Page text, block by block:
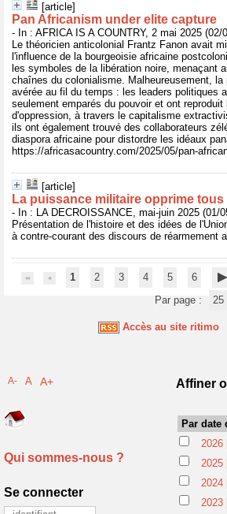
[article]
Pan Africanism under elite capture
- In : AFRICA IS A COUNTRY, 2 mai 2025 (02/
Le théoricien anticolonial Frantz Fanon avait
l'influence de la bourgeoisie africaine
les symboles de la libération noire, menaçant
chaînes du colonialisme. Malheureusement, la
avérée au fil du temps : les leaders politiques
seulement emparés du pouvoir et ont
d'oppression, à travers le capitalisme
ils ont également trouvé des collaborateurs
diaspora africaine pour distordre les idéaux
https://africasacountry.com/2025/05/pan-
[article]
La puissance militaire opprime
- In : LA DECROISSANCE, mai-juin 2025 (01/
Présentation de l'histoire et des idées de
à contre-courant des discours de réarmement
1 2 3 4 5 6
Par page :
25
Accès au site ritimo
A- A A+
Qui sommes-nous ?
Se connecter
Affiner
Par date
2026
2025
2024
2023